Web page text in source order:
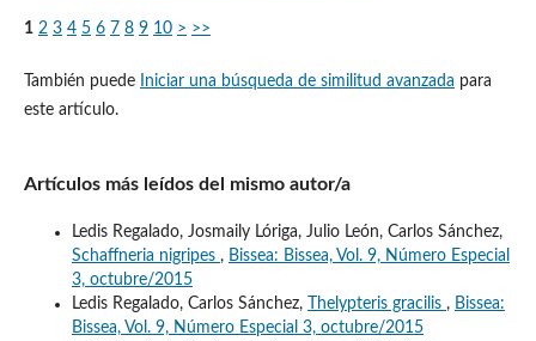
1 2 3 4 5 6 7 8 9 10 > >>
También puede Iniciar una búsqueda de similitud avanzada para
este artículo.
Artículos más leídos del mismo autor/a
Ledis Regalado, Josmaily Lóriga, Julio León, Carlos Sánchez,
Schaffneria nigripes , Bissea: Bissea, Vol. 9, Número Especial
3, octubre/2015
Ledis Regalado, Carlos Sánchez,
Thelypteris gracilis , Bissea:
Bissea, Vol. 9, Número Especial 3, octubre/2015